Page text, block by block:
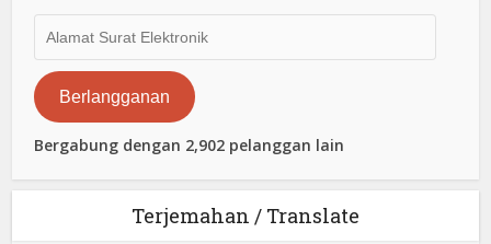
Surat
Elektronik
Berlangganan
Bergabung dengan 2,902 pelanggan lain
Terjemahan / Translate